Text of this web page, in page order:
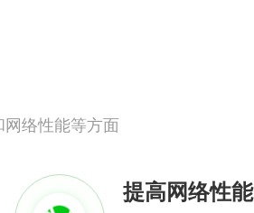
络性能等方面
提高网络性能